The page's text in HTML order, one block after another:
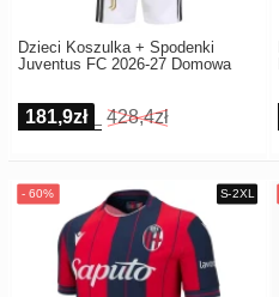
Dzieci Koszulka + Spodenki
Juventus FC 2026-27 Domowa
181,9zł 428,4zł